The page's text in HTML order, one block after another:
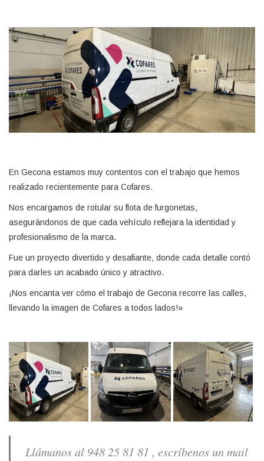
En Gecona estamos muy contentos con el trabajo que hemos
realizado recientemente para Cofares.
Nos encargamos de rotular su flota de furgonetas,
asegurándonos de que cada vehículo reflejara la identidad y
profesionalismo de la marca.
Fue un proyecto divertido y desafiante, donde cada detalle contó
para darles un acabado único y atractivo.
¡Nos encanta ver cómo el trabajo de Gecona recorre las calles,
llevando la imagen de Cofares a todos lados!»
Llámanos al 948 25 81 81 , escríbenos un mail